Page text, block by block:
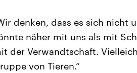
denken, dass es sich nicht
näher mit uns als mit
der Verwandtschaft.
von Tieren.“